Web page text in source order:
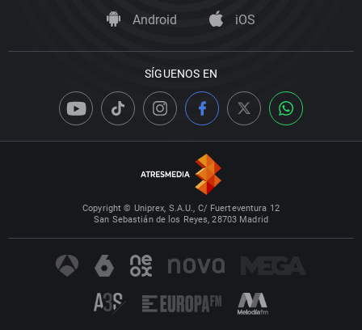
Android iOS
SÍGUENOS EN
Copyright © Uniprex, S.A.U., C/ Fuerteventura 12
San Sebastián de los Reyes, 28703 Madrid